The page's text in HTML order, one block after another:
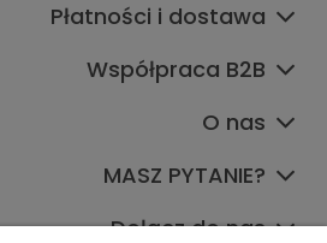
Płatności i dostawa
Współpraca B2B
O nas
MASZ PYTANIE?
Dołącz do nas